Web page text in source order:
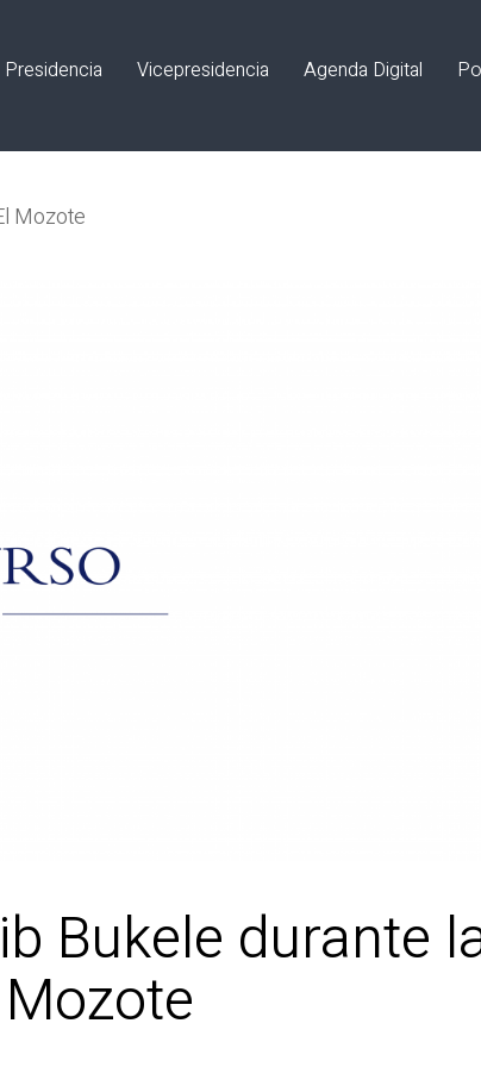
Presidencia Vicepresidencia Agenda Digital
Mozote
Bukele durante